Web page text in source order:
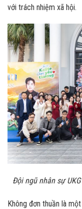
với trách nhiệm xã hội.
Đội ngũ nhân sự
Không đơn thuần là